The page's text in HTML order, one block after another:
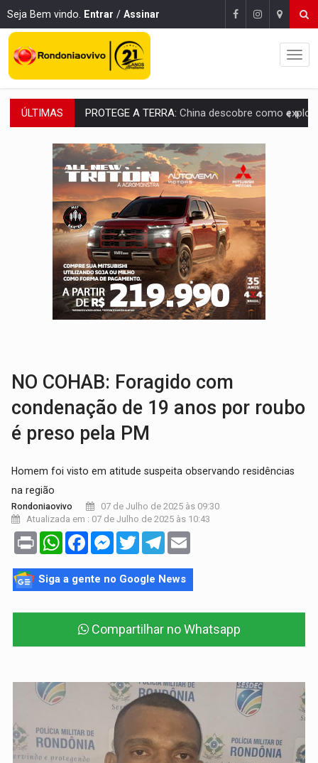
Seja Bem vindo. Entrar / Assinar
ÚLTIMAS PROTEGE A TERRA: China descobre como explodir asteroide com bomba
VÍDEO:Motociclista morre após bater na traseira de
PARECE UM NUGGET:Essa receita com frango virou o meu
EMPREENDEDORISMO:7 negócios que podem começar com pouco dinheiro e
GIGANTE DA AMÉRICA:Brasil reúne dimensão continental e posição
INDEPENDÊNCIA:10 dicas importantes para quem quer
VARCENA:Cientistas descobrem nova espécie de rã em florestas
BARGANHA:Vai comprar celular usado? Veja como consultar o
NO COHAB: Foragido com
condenação de 19 anos por roubo
é preso pela PM
Homem foi visto em atitude suspeita observando residências
na região
Rondoniaovivo
07 de Julho de 2025 às 09:30
Atualizada em : 07 de Julho de 2025 às 10:43
Print WhatsAppFacebookMessenger
TwitterTelegram
Siga a gente no Google News
Compartilhar no Whatsapp